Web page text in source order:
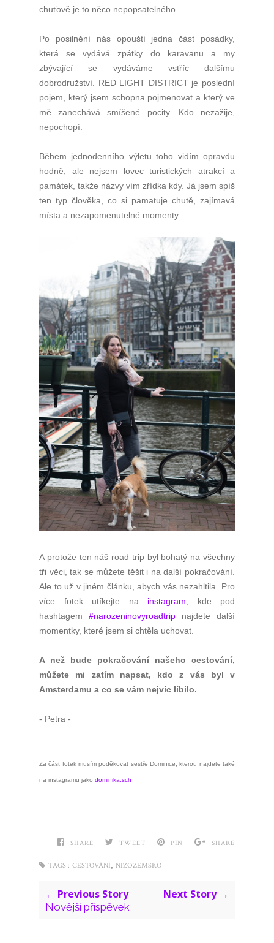
chuťově je to něco nepopsatelného.
Po posilnění nás opouští jedna část posádky,
která se vydává zpátky do karavanu a my
zbývající se vydáváme vstříc dalšímu
dobrodružství. RED LIGHT DISTRICT je poslední
pojem, který jsem schopna pojmenovat a který ve
mě zanechává smíšené pocity. Kdo nezažije,
nepochopí.
Během jednodenního výletu toho vidím opravdu
hodně, ale nejsem lovec turistických atrakcí a
památek, takže názvy vím zřídka kdy. Já jsem spíš
ten typ člověka, co si pamatuje chutě, zajímavá
místa a nezapomenutelné momenty.
A protože ten náš road trip byl bohatý na všechny
tři věci, tak se můžete těšit i na další pokračování.
Ale to už v jiném článku, abych vás nezahltila. Pro
více fotek utíkejte na instagram, kde pod
hashtagem #narozeninovyroadtrip najdete další
momentky, které jsem si chtěla uchovat.
A než bude pokračování našeho cestování,
můžete mi zatím napsat, kdo z vás byl v
Amsterdamu a co se vám nejvíc líbilo.
- Petra -
Za část fotek musím poděkovat sestře Dominice, kterou najdete také
na instagramu jako dominika.sch
SHARE TWEET PIN SHARE
TAGS : CESTOVÁNÍ, NIZOZEMSKO
← Previous Story
Novější příspěvek
Next Story →